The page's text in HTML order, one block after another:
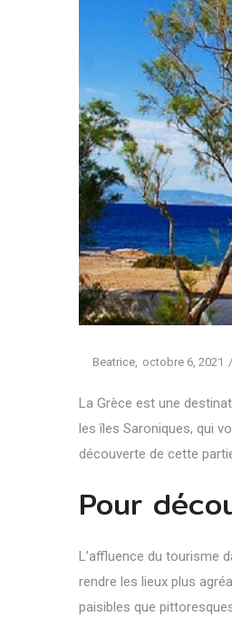
Beatrice Posted
octobre 6, 2021
La Grèce est une
les îles Saroniques, qui
découverte de cette
Pour
L’affluence du tourisme
rendre les lieux plus
paisibles que